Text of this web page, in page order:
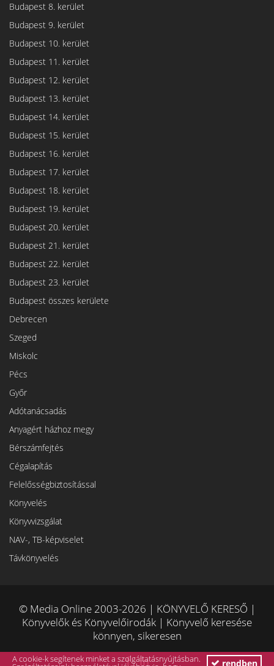
Budapest 8. kerület
Budapest 9. kerület
Budapest 10. kerület
Budapest 11. kerület
Budapest 12. kerület
Budapest 13. kerület
Budapest 14. kerület
Budapest 15. kerület
Budapest 16. kerület
Budapest 17. kerület
Budapest 18. kerület
Budapest 19. kerület
Budapest 20. kerület
Budapest 21. kerület
Budapest 22. kerület
Budapest 23. kerület
Budapest összes kerülete
Debrecen
Szeged
Miskolc
Pécs
Győr
Adótanácsadás
Anyagért házhoz megy
Bérszámfejtés
Cégalapítás
Felelősségbiztosítással
Könyvelés
Könyvvizsgálat
NAV-, TB-képviselet
Távkönyvelés
© Media Online 2003-2026 | KÖNYVELŐ KERESŐ |
Könyvelők és Könyvelőirodák | Könyvelő keresése
könnyen, sikeresen
A cookie-k segítenek minket a szolgáltatásnyújtásban. rendben